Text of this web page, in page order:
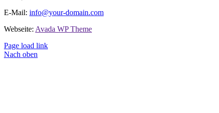
E-Mail: info@your-domain.com
Webseite: Avada WP Theme
Page load link
Nach oben